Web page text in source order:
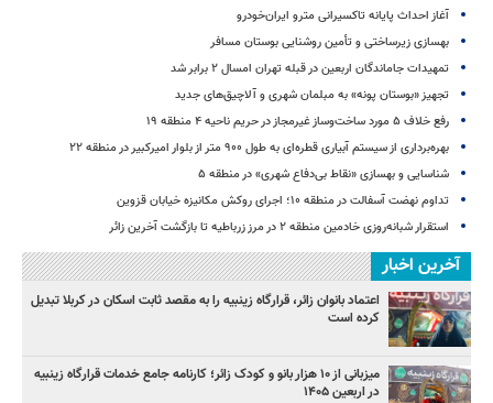
آغاز احداث پایانه تاکسیرانی مترو ایران‌خودرو
بهسازی زیرساختی و تأمین روشنایی بوستان مسافر
تمهیدات جاماندگان اربعین در قبله تهران امسال ۲ برابر شد
تجهیز «بوستان پونه» به مبلمان شهری و آلاچیق‌های جدید
رفع خلاف ۵ مورد ساخت‌وساز غیرمجاز در حریم ناحیه ۴ منطقه ۱۹
بهره‌برداری از سیستم آبیاری قطره‌ای به طول ۹۰۰ متر از بلوار امیرکبیر در منطقه ۲۲
شناسایی و بهسازی «نقاط بی‌دفاع شهری» در منطقه ۵
تداوم نهضت آسفالت در منطقه ۱۰؛ اجرای روکش مکانیزه خیابان قزوین
استقرار شبانه‌روزی خادمین منطقه ۲ در مرز زرباطیه تا بازگشت آخرین زائر
آخرین اخبار
اعتماد بانوان زائر، قرارگاه زینبیه را به مقصد ثابت اسکان در کربلا تبدیل
کرده است
میزبانی از ۱۰ هزار بانو و کودک زائر؛ کارنامه جامع خدمات قرارگاه زینبیه
در اربعین ۱۴۰۵